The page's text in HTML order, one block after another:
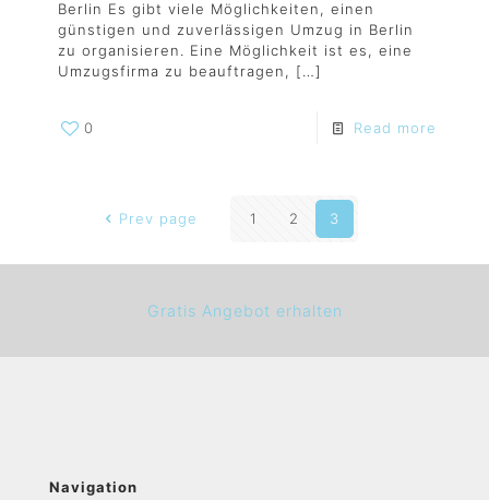
Berlin Es gibt viele Möglichkeiten, einen
günstigen und zuverlässigen Umzug in Berlin
zu organisieren. Eine Möglichkeit ist es, eine
Umzugsfirma zu beauftragen, […]
0 Read more
Prev page 1 2 3
Gratis Angebot erhalten
Navigation